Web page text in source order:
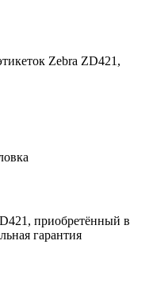
Zebra ZD421,
приобретённый в
гарантия